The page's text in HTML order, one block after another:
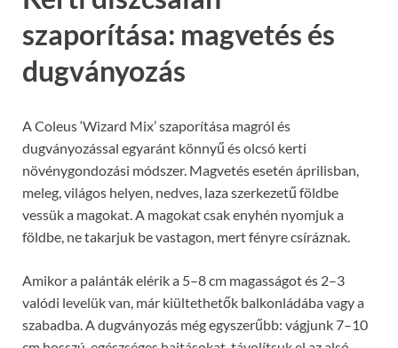
szaporítása: magvetés és
dugványozás
A Coleus ‘Wizard Mix’ szaporítása magról és
dugványozással egyaránt könnyű és olcsó kerti
növénygondozási módszer. Magvetés esetén áprilisban,
meleg, világos helyen, nedves, laza szerkezetű földbe
vessük a magokat. A magokat csak enyhén nyomjuk a
földbe, ne takarjuk be vastagon, mert fényre csíráznak.
Amikor a palánták elérik a 5–8 cm magasságot és 2–3
valódi levelük van, már kiültethetők balkonládába vagy a
szabadba. A dugványozás még egyszerűbb: vágjunk 7–10